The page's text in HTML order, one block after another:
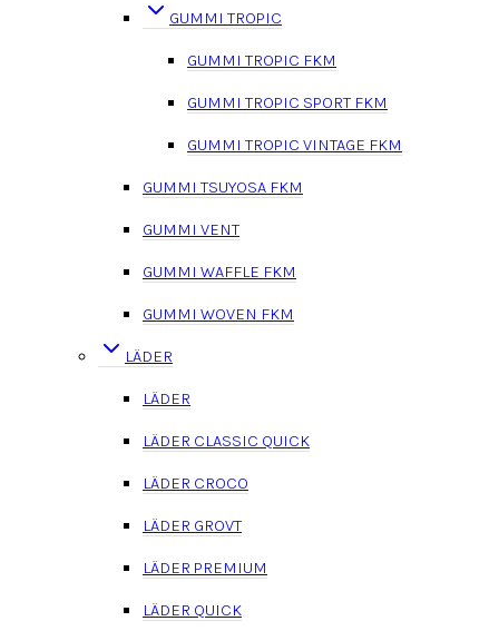
GUMMI TROPIC
GUMMI TROPIC FKM
GUMMI TROPIC SPORT FKM
GUMMI TROPIC VINTAGE FKM
GUMMI TSUYOSA FKM
GUMMI VENT
GUMMI WAFFLE FKM
GUMMI WOVEN FKM
LÄDER
LÄDER
LÄDER CLASSIC QUICK
LÄDER CROCO
LÄDER GROVT
LÄDER PREMIUM
LÄDER QUICK